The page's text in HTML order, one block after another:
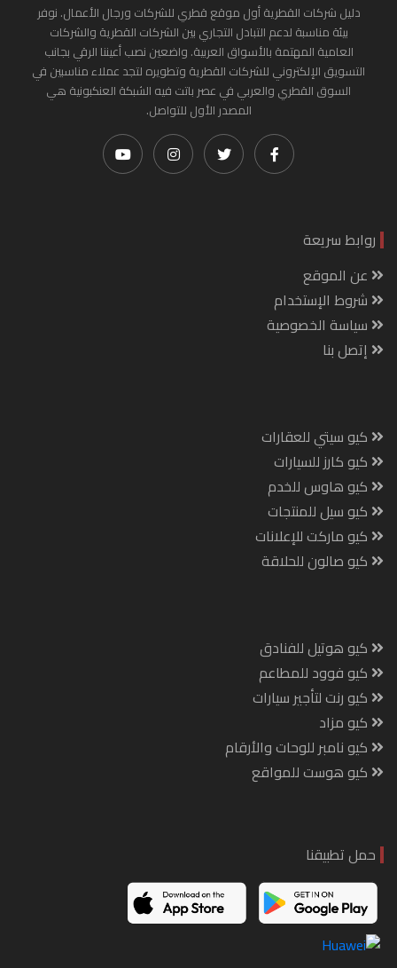
دليل شركات القطرية أول موقع قطري للشركات ورجال الأعمال. نوفر
بيئة مناسبة لدعم التبادل التجاري بين الشركات القطرية والشركات
العامية المهتمة بالأسواق العربية. واضعين نصب أعيننا الرقي بجانب
التسويق الإلكتروني للشركات القطرية وتطويره لتجد عملاء مناسبين في
السوق القطري والعربي في عصر باتت فيه الشبكة العنكبونية هي
المصدر الأول للتواصل.
روابط سريعة
عن الموقع
شروط الإستخدام
سياسة الخصوصية
إتصل بنا
كيو سيتي للعقارات
كيو كارز للسيارات
كيو هاوس للخدم
كيو سيل للمنتجات
كيو ماركت للإعلانات
كيو صالون للحلاقة
كيو هوتيل للفنادق
كيو فوود للمطاعم
كيو رنت لتأجير سيارات
كيو مزاد
كيو نامبر للوحات والأرقام
كيو هوست للمواقع
حمل تطبيقنا